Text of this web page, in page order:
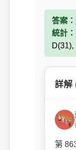
答案：
統計：
詳解
第